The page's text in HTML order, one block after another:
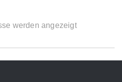
werden angezeigt